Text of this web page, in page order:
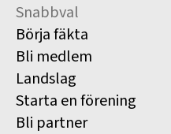
Snabbval
Börja fäkta
Bli medlem
Landslag
Starta en förening
Bli partner